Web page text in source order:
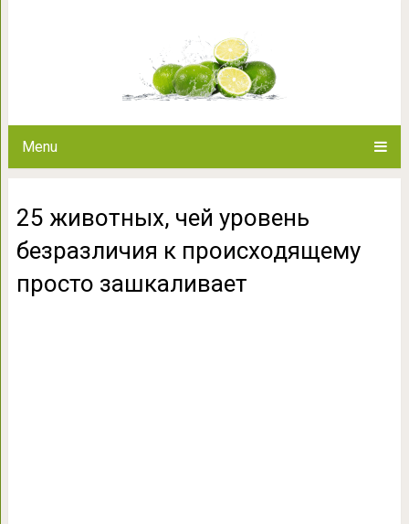
Menu
25 животных, чей уровень
безразличия к происходящему
просто зашкаливает